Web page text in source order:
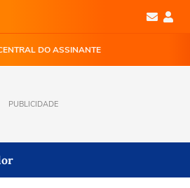
DO ASSINANTE
PUBLICIDADE